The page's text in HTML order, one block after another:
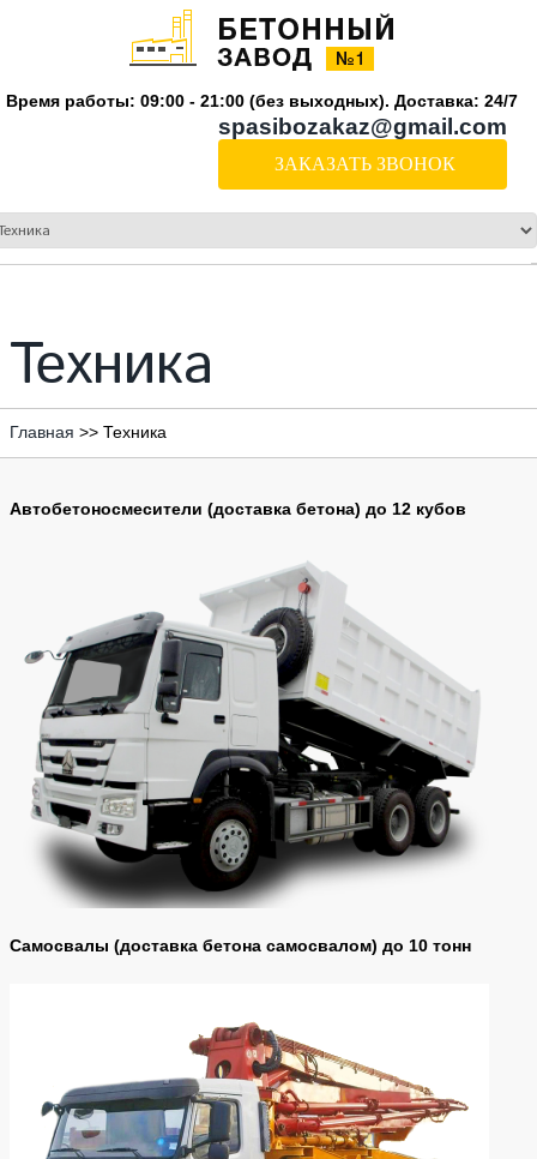
Время работы: 09:00 - 21:00 (без выходных). Доставка: 24/7
spasibozakaz@gmail.com
ЗАКАЗАТЬ ЗВОНОК
Техника
Главная >> Техника
Автобетоносмесители (доставка бетона) до 12 кубов
Cамосвалы (доставка бетона самосвалом) до 10 тонн